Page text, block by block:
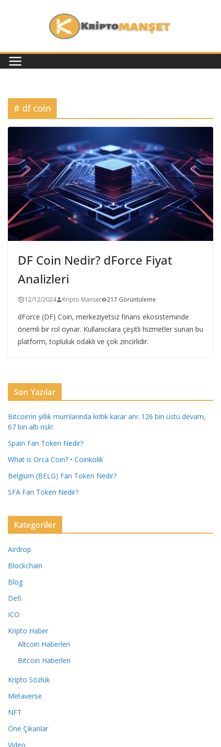
# df coin
DF Coin Nedir? dForce Fiyat
Analizleri
12/12/2024 Kripto Manset 217 Görüntüleme
dForce (DF) Coin, merkeziyetsiz finans ekosisteminde
önemli bir rol oynar. Kullanıcılara çeşitli hizmetler sunan bu
platform, topluluk odaklı ve çok zincirlidir.
Son Yazılar
Bitcoin’ın yıllık mumlarında kritik karar anı: 126 bin üstü devam,
67 bin altı risk!
Spain Fan Token Nedir?
What is Orca Coin? • Coinkolik
Belgium (BELG) Fan Token Nedir?
SFA Fan Token Nedir?
Kategoriler
Airdrop
Blockchain
Blog
Defi
ICO
Kripto Haber
Altcoin Haberleri
Bitcoin Haberleri
Kripto Sözlük
Metaverse
NFT
Öne Çıkanlar
Video